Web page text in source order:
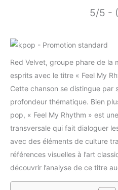
5/5 -
Red Velvet, groupe phare de la
esprits avec le titre « Feel My
Cette chanson se distingue par
profondeur thématique. Bien
pop, « Feel My Rhythm » est
transversale qui fait dialoguer
avec des éléments de culture
références visuelles à l’art
découvrir l’analyse de ce titre